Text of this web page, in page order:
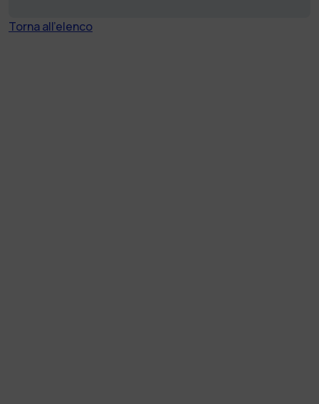
Torna all'elenco